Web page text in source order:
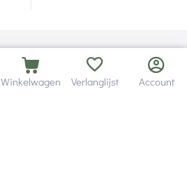
Winkelwagen Verlanglijst Account